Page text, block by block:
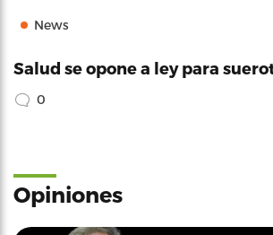
News
Salud se opone a ley para
0
Opiniones